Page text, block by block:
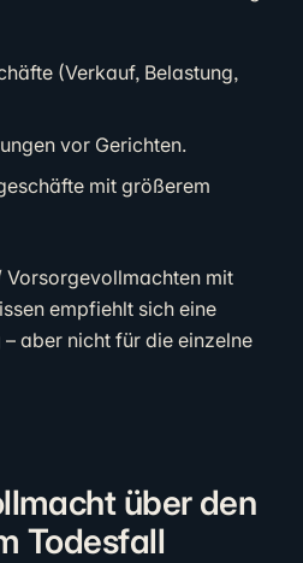
(Verkauf, Belastung,
vor Gerichten.
mit größerem
Vorsorgevollmachten mit
empfiehlt sich eine
aber nicht für die einzelne
über den
Todesfall